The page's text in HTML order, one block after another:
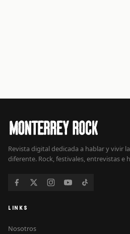
Revista digital dedicada a hablar y vivir
diferente. Rock, festivales, entrevistas e
LINKS
Nosotros